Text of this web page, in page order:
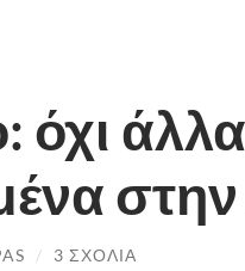
όχι άλλα
/ 3 ΣΧΌΛΙΑ